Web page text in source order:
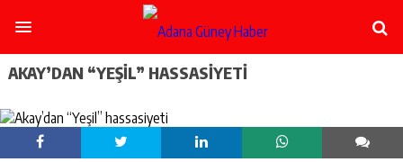
escort
ataşehir
escort
kadıköy
AKAY’DAN “YEŞIL” HASSASIYETI